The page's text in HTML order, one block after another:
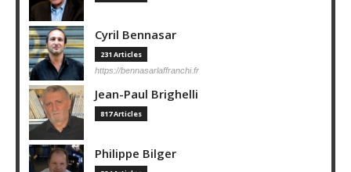
Cyril Bennasar
231 Articles
https://bennasarlaffranchi.fr
Jean-Paul Brighelli
817 Articles
Philippe Bilger